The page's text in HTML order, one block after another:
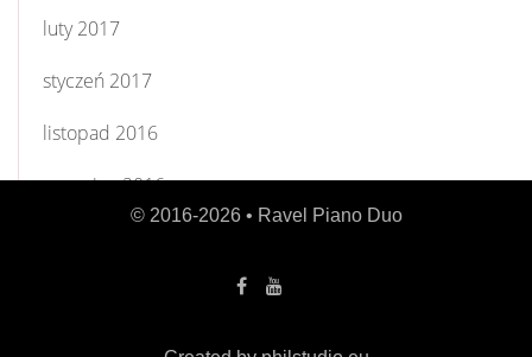
luty 2017
styczeń 2017
listopad 2016
czerwiec 2016
© 2016-2026 • Ravel Piano Duo